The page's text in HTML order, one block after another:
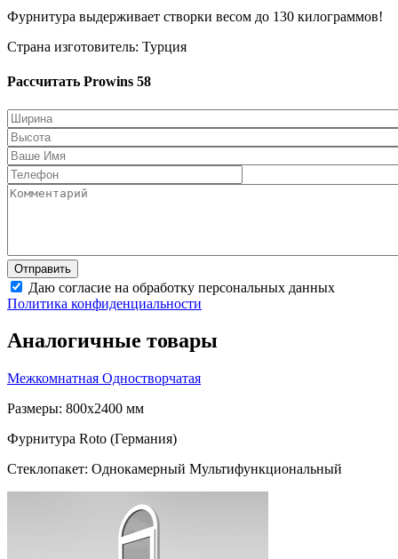
Фурнитура выдерживает створки весом до 130 килограммов!
Страна изготовитель: Турция
Рассчитать Prowins 58
Даю согласие на обработку персональных данных
Политика конфиденциальности
Аналогичные товары
Межкомнатная Одностворчатая
Размеры: 800x2400 мм
Фурнитура Roto (Германия)
Стеклопакет: Однокамерный Мультифункциональный